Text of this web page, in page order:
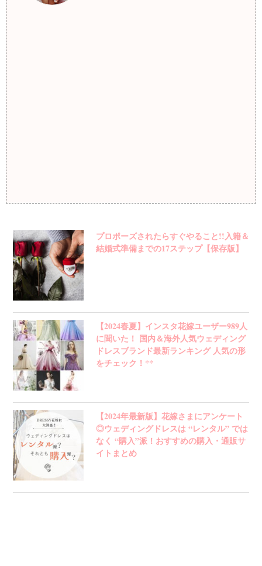
プロポーズされたらすぐやること!!入籍＆
結婚式準備までの17ステップ【保存版】
【2024春夏】インスタ花嫁ユーザー989人
に聞いた！ 国内＆海外人気ウェディング
ドレスブランド最新ランキング 人気の形
をチェック！**
【2024年最新版】花嫁さまにアンケート
◎ウェディングドレスは “レンタル” では
なく “購入”派！おすすめの購入・通販サ
イトまとめ